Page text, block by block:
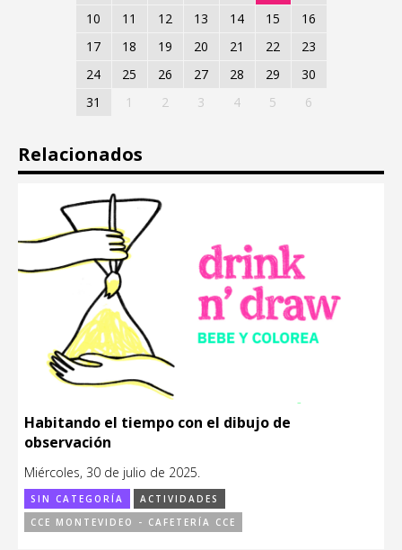
10
11 12 13 14 15
16
17
18 19 20 21 22
23
24
25 26 27 28 29
30
31
1 2 3 4 5 6
Relacionados
Habitando el tiempo con el dibujo de
observación
Miércoles, 30 de julio de 2025.
SIN CATEGORÍA
ACTIVIDADES
CCE MONTEVIDEO - CAFETERÍA CCE